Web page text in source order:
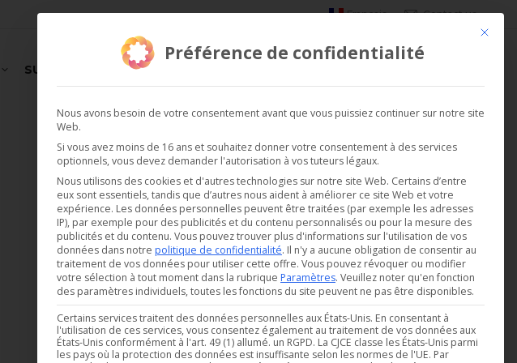
Français Contact us
SUPPORT REALISATIONS
Ce
Préférence de confidentialité
Nous avons besoin de votre consentement avant que vous puissiez continuer sur notre site
Web.
Si vous avez moins de 16 ans et souhaitez donner votre consentement à des services
optionnels, vous devez demander l'autorisation à vos tuteurs légaux.
Nous utilisons des cookies et d'autres technologies sur notre site Web. Certains d’entre
eux sont essentiels, tandis que d’autres nous aident à améliorer ce site Web et votre
expérience. Les données personnelles peuvent être traitées (par exemple les adresses
IP), par exemple pour des publicités et du contenu personnalisés ou pour la mesure des
publicités et du contenu. Vous pouvez trouver plus d'informations sur l'utilisation de vos
données dans notre politique de confidentialité. Il n'y a aucune obligation de consentir au
traitement de vos données pour utiliser cette offre. Vous pouvez révoquer ou modifier
votre sélection à tout moment dans la rubrique Paramètres. Veuillez noter qu'en fonction
des paramètres individuels, toutes les fonctions du site peuvent ne pas être disponibles.
Certains services traitent des données personnelles aux États-Unis. En consentant à
l'utilisation de ces services, vous consentez également au traitement de vos données aux
États-Unis conformément à l'art. 49 (1) allumé. un RGPD. La CJCE classe les États-Unis parmi
les pays où la protection des données est insuffisante selon les normes de l'UE. Par